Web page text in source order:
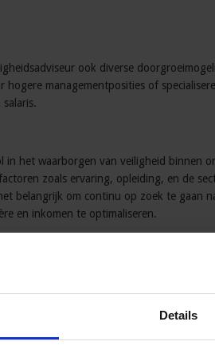
Details
ook diverse
hogere managementposities of
in het waarborgen van veiligheid binnen
zoals ervaring, opleiding, en de
belangrijk om continu op zoek te gaan
en inkomen te optimaliseren.
en Cursussen